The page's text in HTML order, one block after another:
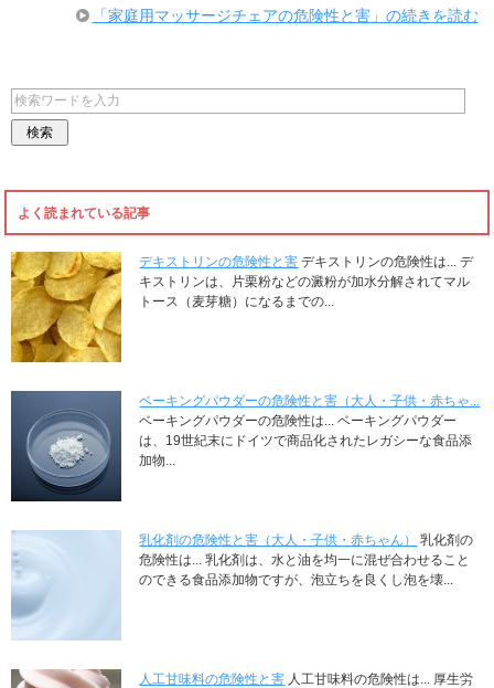
「家庭用マッサージチェアの危険性と害」の続きを読む
よく読まれている記事
デキストリンの危険性と害 デキストリンの危険性は... デ
キストリンは、片栗粉などの澱粉が加水分解されてマル
トース（麦芽糖）になるまでの...
ベーキングパウダーの危険性と害（大人・子供・赤ちゃ...
ベーキングパウダーの危険性は... ベーキングパウダー
は、19世紀末にドイツで商品化されたレガシーな食品添
加物...
乳化剤の危険性と害（大人・子供・赤ちゃん）
乳化剤の
危険性は... 乳化剤は、水と油を均一に混ぜ合わせること
のできる食品添加物ですが、泡立ちを良くし泡を壊...
人工甘味料の危険性と害 人工甘味料の危険性は... 厚生労